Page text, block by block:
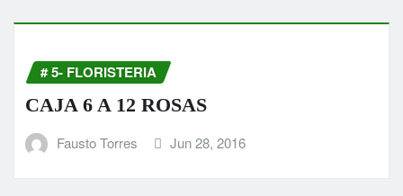
# 5- FLORISTERIA
CAJA 6 A 12 ROSAS
Fausto Torres Jun 28, 2016